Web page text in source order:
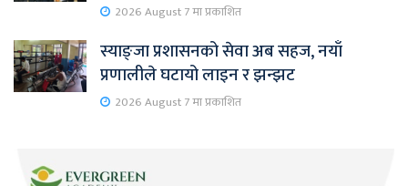
2026 August 7 मा प्रकाशित
स्याङ्जा प्रशासनको सेवा अब सहज, नयाँ
प्रणालीले घटायो लाइन र झन्झट
2026 August 7 मा प्रकाशित